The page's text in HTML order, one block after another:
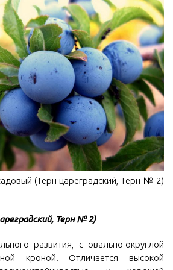
(Терн цареградский, Терн № 2)
Терн № 2)
развития, с овально-округлой
кроной. Отличается высокой